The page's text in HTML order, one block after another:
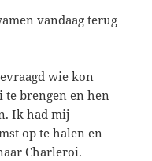
vandaag terug
wie kon
te brengen en hen
Ik had mij
op te halen en
Charleroi.